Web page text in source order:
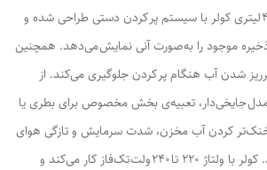
کاهش می‌دهند. مخزن ۴۰ لیتری کولر با سیستم پر کردن دستی طراحی شده و
موجود را به‌صورت آنی نمایش می‌دهد. همچنین
شدن آب هنگام پر کردن جلوگیری می‌کند. از
جایخی‌دار، تعبیه‌ی بخش مخصوص برای بطری یا
کردن آب مخزن، شدت سرمایش و تازگی هوای
خروجی را افزایش می‌دهد. کولر با ولتاژ ۲۲۰ تا ۲۴۰ ولت تک‌فاز کار می‌کند و